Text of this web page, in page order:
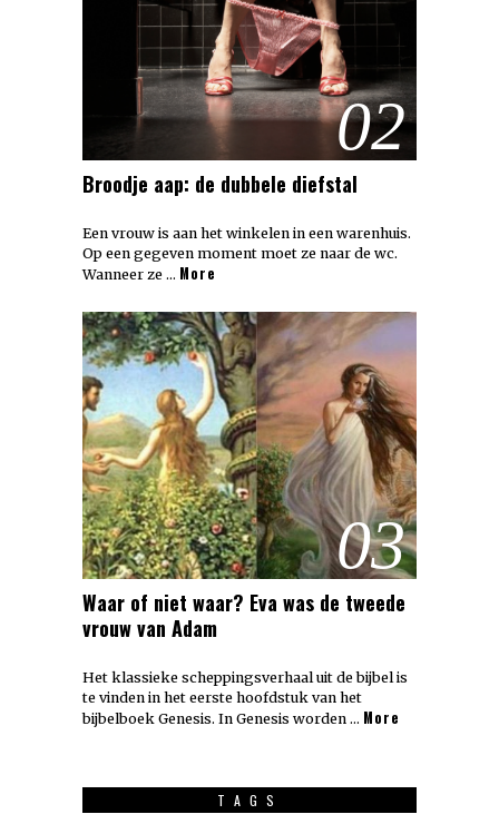
02
Broodje aap: de dubbele diefstal
Een vrouw is aan het winkelen in een warenhuis.
Op een gegeven moment moet ze naar de wc.
Wanneer ze … More
03
Waar of niet waar? Eva was de tweede
vrouw van Adam
Het klassieke scheppingsverhaal uit de bijbel is
te vinden in het eerste hoofdstuk van het
bijbelboek Genesis. In Genesis worden … More
TAGS